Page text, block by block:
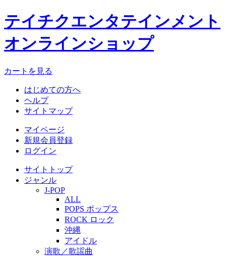
テイチクエンタテインメント
オンラインショップ
カートを見る
はじめての方へ
ヘルプ
サイトマップ
マイページ
新規会員登録
ログイン
サイトトップ
ジャンル
J-POP
ALL
POPS ポップス
ROCK ロック
沖縄
アイドル
演歌／歌謡曲